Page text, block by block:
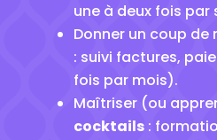
une à deux fois par
Donner un coup de
: suivi factures,
fois par mois).
Maîtriser (ou
cocktails :